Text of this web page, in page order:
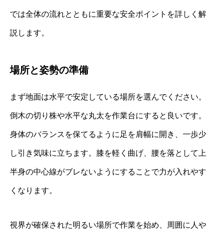
では全体の流れとともに重要な安全ポイントを詳しく解
説します。
場所と姿勢の準備
まず地面は水平で安定している場所を選んでください。
倒木の切り株や水平な丸太を作業台にすると良いです。
身体のバランスを保てるように足を肩幅に開き、一歩少
し引き気味に立ちます。膝を軽く曲げ、腰を落として上
半身の中心線がブレないようにすることで力が入れやす
くなります。
視界が確保された明るい場所で作業を始め、周囲に人や